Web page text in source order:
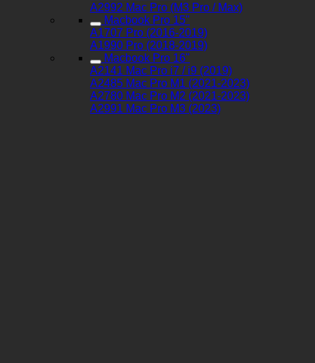
A2992 Mac Pro (M3 Pro / Max)
Macbook Pro 15"
A1707 Pro (2016-2019)
A1990 Pro (2018-2019)
Macbook Pro 16"
A2141 Mac Pro i7 / i9 (2019)
A2485 Mac Pro M1 (2021-2023)
A2780 Mac Pro M2 (2021-2023)
A2991 Mac Pro M3 (2023)